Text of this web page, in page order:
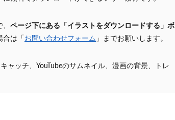
ページ下にある「イラストをダウンロードする」ボ
は「 お問い合わせフォーム 」までお願いします。
ャッチ、YouTubeのサムネイル、漫画の背景、トレ